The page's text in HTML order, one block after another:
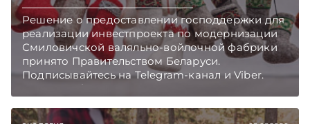
Решение о предоставлении господдержки для
реализации инвестпроекта по модернизации
Смиловичской валяльно-войлочной фабрики
принято Правительством Беларуси.
Подписывайтесь на Telegram‑канал и Viber.
Главное об экономике Беларуси — раньше,